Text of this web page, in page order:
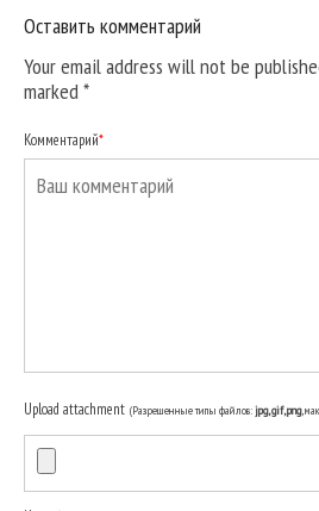
Оставить комментарий
Your email address will not be
marked*
Комментарий*
Upload attachment (Разрешенные типы файлов:jpg, gif, png,